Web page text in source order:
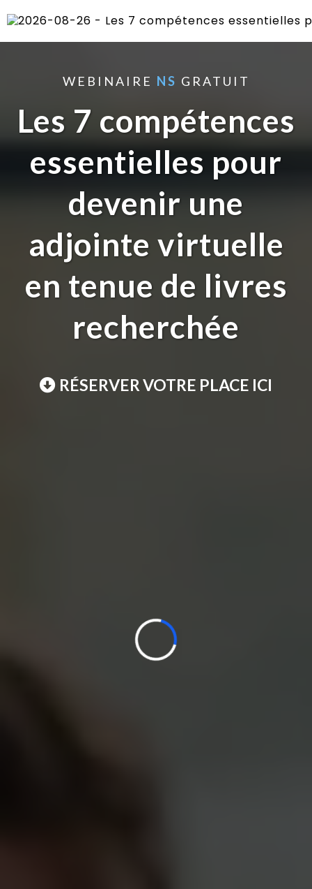
WEBINAIRE NS GRATUIT
Les 7 compétences
essentielles pour
devenir une
adjointe virtuelle
en tenue de livres
recherchée
RÉSERVER VOTRE PLACE ICI